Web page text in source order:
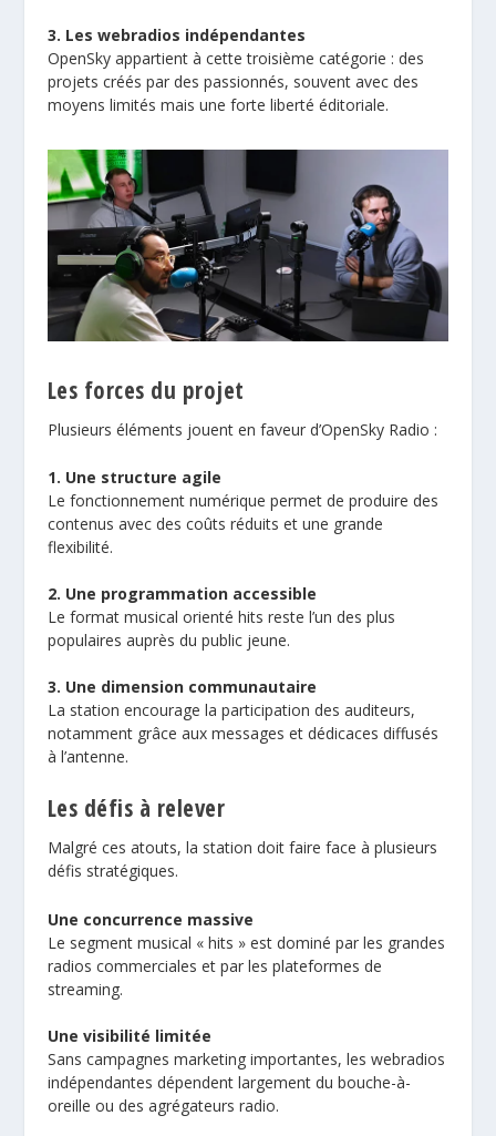
3. Les webradios indépendantes
OpenSky appartient à cette troisième catégorie : des
projets créés par des passionnés, souvent avec des
moyens limités mais une forte liberté éditoriale.
Les forces du projet
Plusieurs éléments jouent en faveur d’OpenSky Radio :
1. Une structure agile
Le fonctionnement numérique permet de produire des
contenus avec des coûts réduits et une grande
flexibilité.
2. Une programmation accessible
Le format musical orienté hits reste l’un des plus
populaires auprès du public jeune.
3. Une dimension communautaire
La station encourage la participation des auditeurs,
notamment grâce aux messages et dédicaces diffusés
à l’antenne.
Les défis à relever
Malgré ces atouts, la station doit faire face à plusieurs
défis stratégiques.
Une concurrence massive
Le segment musical « hits » est dominé par les grandes
radios commerciales et par les plateformes de
streaming.
Une visibilité limitée
Sans campagnes marketing importantes, les webradios
indépendantes dépendent largement du bouche-à-
oreille ou des agrégateurs radio.